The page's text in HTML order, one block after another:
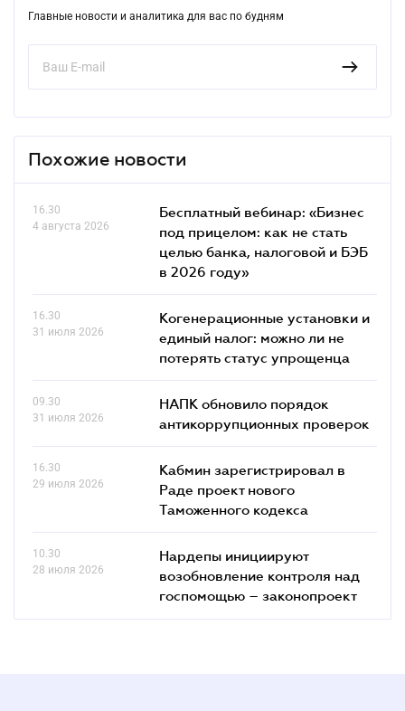
Главные новости и аналитика для вас по будням
Похожие новости
16.30
4 августа 2026
Бесплатный вебинар: «Бизнес
под прицелом: как не стать
целью банка, налоговой и БЭБ
в 2026 году»
16.30
31 июля 2026
Когенерационные установки и
единый налог: можно ли не
потерять статус упрощенца
09.30
31 июля 2026
НАПК обновило порядок
антикоррупционных проверок
16.30
29 июля 2026
Кабмин зарегистрировал в
Раде проект нового
Таможенного кодекса
10.30
28 июля 2026
Нардепы инициируют
возобновление контроля над
госпомощью – законопроект